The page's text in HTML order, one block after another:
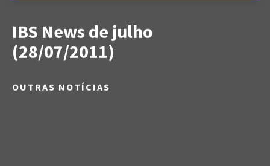
IBS News de julho
(28/07/2011)
OUTRAS NOTÍCIAS